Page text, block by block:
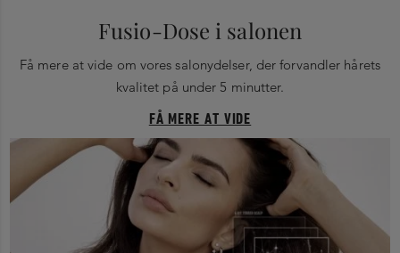
Fusio-Dose i salonen
Få mere at vide om vores salonydelser, der forvandler hårets
kvalitet på under 5 minutter.
FÅ MERE AT VIDE